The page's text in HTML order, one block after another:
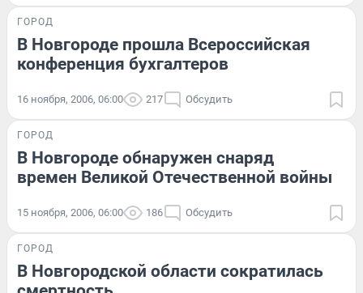
ГОРОД
В Новгороде прошла Всероссийская
конференция бухгалтеров
16 ноября, 2006, 06:00 217 Обсудить
ГОРОД
В Новгороде обнаружен снаряд
времен Великой Отечественной войны
15 ноября, 2006, 06:00 186 Обсудить
ГОРОД
В Новгородской области сократилась